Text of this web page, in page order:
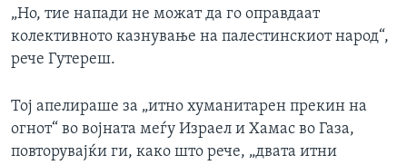
„Но, тие напади не можат да го оправдаат
колективното казнување на палестинскиот народ“,
рече Гутереш.
Тој апелираше за „итно хуманитарен прекин на
огнот“ во војната меѓу Израел и Хамас во Газа,
повторувајќи ги, како што рече, „двата итни